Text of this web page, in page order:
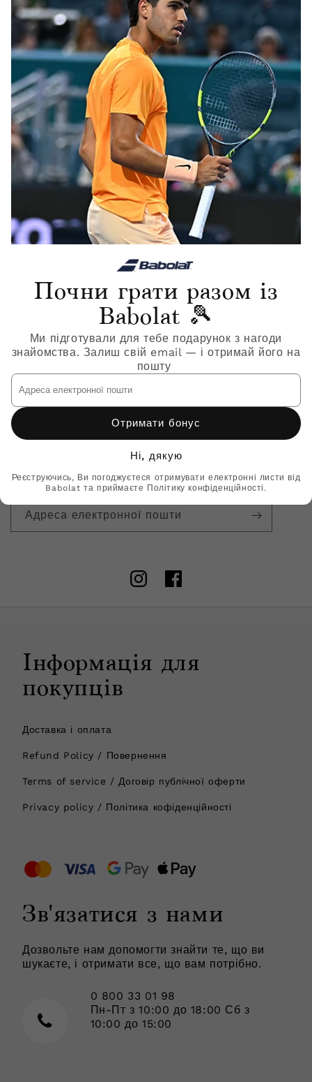
Кількість...ПЕРЕГЛЯНУТИ БІЛЬШЕ
Популярне зараз
Раніше Переглянуті
Відгуки клієнтів
Будьте першим, хто напише відгук
Написати відгук
Залишайтеся на зв'язку
Підпишіться на нашу розсилку та отримайте
ексклюзивні пропозиції першими.
Адреса електронної пошти
InstagramFacebook
Інформація для
покупців
Доставка і оплата
Refund Policy / Повернення
Terms of service / Договір публічної оферти
Privacy policy / Політика кофіденційності
Зв'язатися з нами
Дозвольте нам допомогти знайти те, що ви
шукаєте, і отримати все, що вам потрібно.
0 800 33 01 98
Пн-Пт з 10:00 до 18:00 Сб з
10:00 до 15:00
Почни грати разом із
Babolat 🎾
Ми підготували для тебе подарунок з нагоди
знайомства. Залиш свій email — і отримай його на
пошту
Адреса
електронної
пошти
Отримати бонус
Ні, дякую
Реєструючись, Ви погоджуєтеся отримувати електронні листи від
Babolat та приймаєте Політику конфіденційності.